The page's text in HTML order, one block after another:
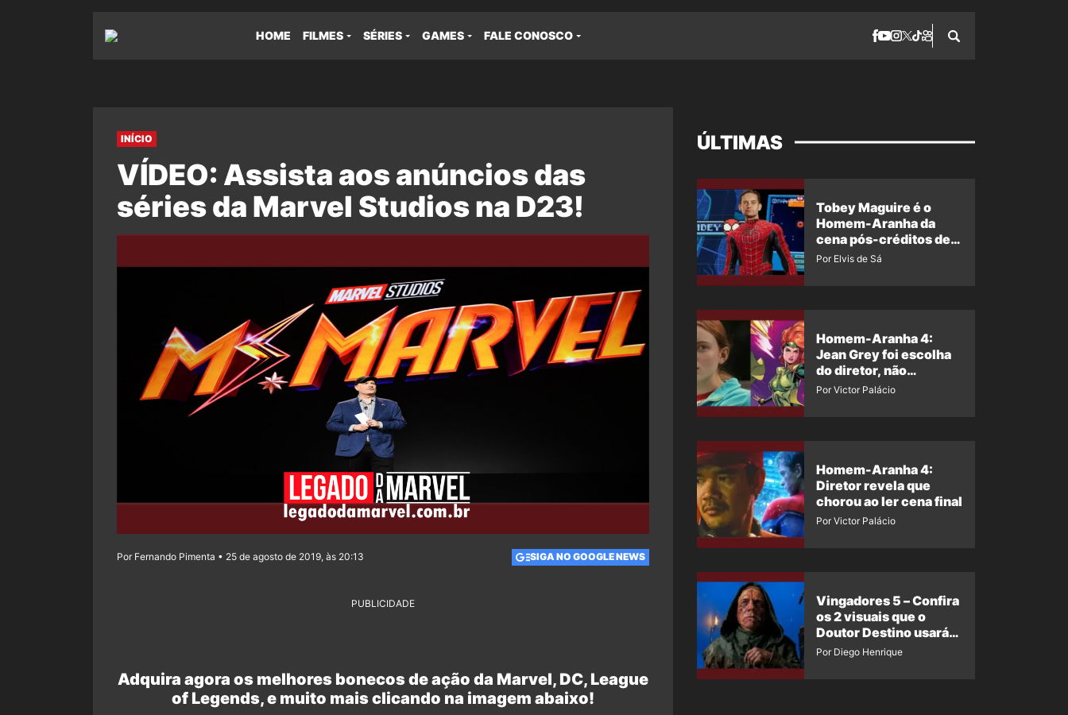
HOME FILMES SÉRIES GAMES FALE CONOSCO
INÍCIO
VÍDEO: Assista aos anúncios das
séries da Marvel Studios na D23!
Por Fernando Pimenta • 25 de agosto de 2019, às 20:13 SIGA NO GOOGLE NEWS
PUBLICIDADE
Adquira agora os melhores bonecos de ação da Marvel, DC, League
of Legends, e muito mais clicando na imagem abaixo!
ÚLTIMAS
Tobey Maguire é o
Homem-Aranha da
cena pós-créditos de
Um Novo Dia?
Por Elvis de Sá
Homem-Aranha 4:
Jean Grey foi escolha
do diretor, não
imposição da Marvel
Por Victor Palácio
Homem-Aranha 4:
Diretor revela que
chorou ao ler cena final
Por Victor Palácio
Vingadores 5 – Confira
os 2 visuais que o
Doutor Destino usará
no filme
Por Diego Henrique